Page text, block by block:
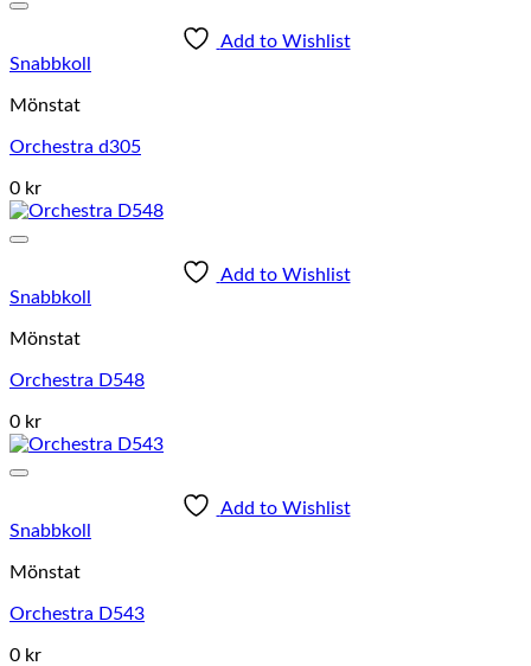
Add to Wishlist
Snabbkoll
Mönstat
Orchestra d305
0 kr
Add to Wishlist
Snabbkoll
Mönstat
Orchestra D548
0 kr
Add to Wishlist
Snabbkoll
Mönstat
Orchestra D543
0 kr